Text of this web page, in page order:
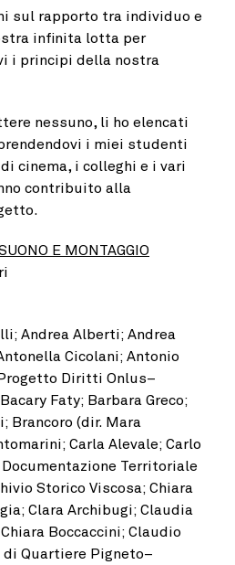
sul rapporto tra individuo e
infinita lotta per
i principi della nostra
nessuno, li ho elencati
i miei studenti
cinema, i colleghi e i vari
contribuito alla
E MONTAGGIO
Andrea Alberti; Andrea
Cicolani; Antonio
Diritti Onlus–
Faty; Barbara Greco;
Brancoro (dir. Mara
Carla Alevale; Carlo
Territoriale
Storico Viscosa; Chiara
Clara Archibugi; Claudia
Boccaccini; Claudio
Quartiere Pigneto–